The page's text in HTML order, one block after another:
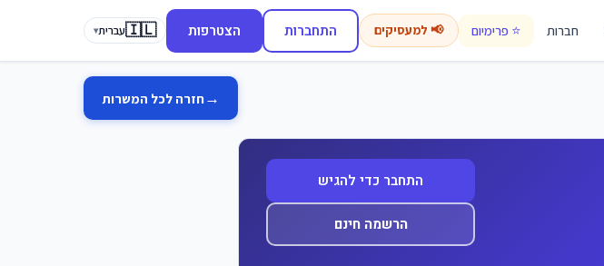
חברות ⭐ פרימיום 📢 למעסיקים התחברות הצטרפות 🇮🇱עברית▾
→חזרה לכל המשרות
התחבר כדי להגיש
הרשמה חינם